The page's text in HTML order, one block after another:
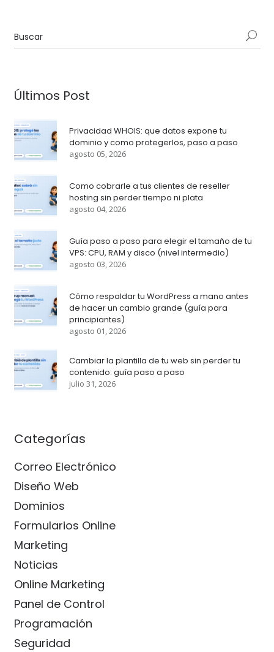
Últimos Post
Privacidad WHOIS: que datos expone tu
dominio y como protegerlos, paso a paso
agosto 05, 2026
Como cobrarle a tus clientes de reseller
hosting sin perder tiempo ni plata
agosto 04, 2026
Guía paso a paso para elegir el tamaño de tu
VPS: CPU, RAM y disco (nivel intermedio)
agosto 03, 2026
Cómo respaldar tu WordPress a mano antes
de hacer un cambio grande (guía para
principiantes)
agosto 01, 2026
Cambiar la plantilla de tu web sin perder tu
contenido: guía paso a paso
julio 31, 2026
Categorías
Correo Electrónico
Diseño Web
Dominios
Formularios Online
Marketing
Noticias
Online Marketing
Panel de Control
Programación
Seguridad